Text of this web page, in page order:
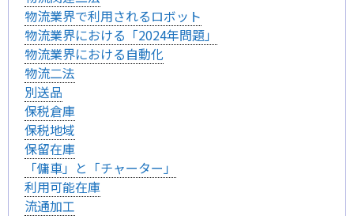
物流業界で利用されるロボット
物流業界における「2024年問題」
物流業界における自動化
物流二法
別送品
保税倉庫
保税地域
保留在庫
「傭車」と「チャーター」
利用可能在庫
流通加工